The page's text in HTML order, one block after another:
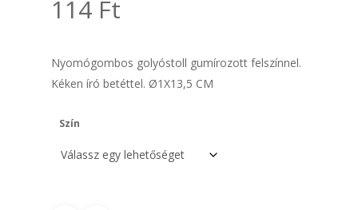
114 Ft
Nyomógombos golyóstoll gumírozott felszínnel.
Kéken író betéttel. Ø1X13,5 CM
Szín